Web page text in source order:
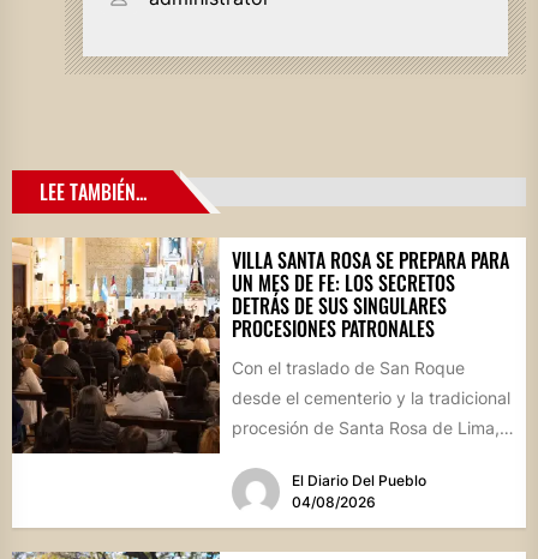
LEE TAMBIÉN...
VILLA SANTA ROSA SE PREPARA PARA
UN MES DE FE: LOS SECRETOS
DETRÁS DE SUS SINGULARES
PROCESIONES PATRONALES
Con el traslado de San Roque
desde el cementerio y la tradicional
procesión de Santa Rosa de Lima,
El Diario Del Pueblo
04/08/2026